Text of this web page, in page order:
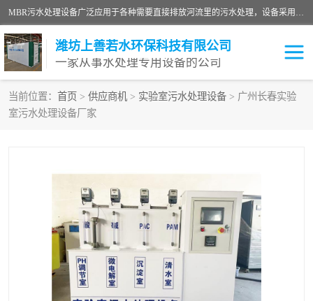
MBR污水处理设备广泛应用于各种需要直接排放河流里的污水处理，设备采用膜生物反应器（Membrane Bioreactor,简称MBR〕技术，取代了传统工艺中的二沉池，它可以*地进行固液分离，得到直接使用的稳定中水，又可在生物池内维持高浓度的微生物量，工艺剩余污泥少，极有效地去除氨氮，出水悬浮物和浊度接近于零，出水中细菌和病毒被大幅度去除，能耗低，占地面积小。
潍坊上善若水环保科技有限公司
一家从事水处理专用设备的公司
当前位置： 首页 > 供应商机 > 实验室污水处理设备 > 广州长春实验
室污水处理设备厂家
污水处理设备
洗涤污水处理设备 实验室污水处理设备
诊所门诊污水处理设备 臭氧消毒设备
养殖污水处理设备 屠宰污水处理设备
一体化污水处理设备 食品制造业污水处理设备